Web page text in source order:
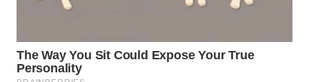
WAHANANEWS
WAHANANEWS
NET